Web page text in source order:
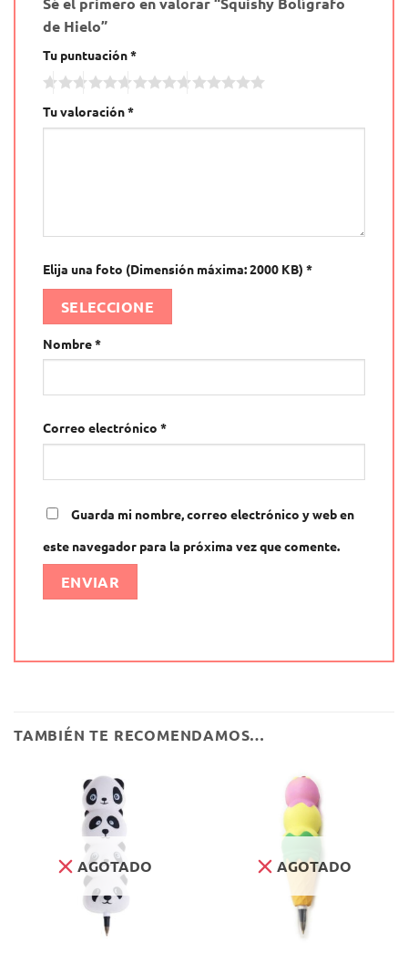
de Hielo”
Tu puntuación*
Tu valoración*
Elija una foto (Dimensión máxima: 2000 KB) *
SELECCIONE
Nombre*
Correo electrónico *
Guarda mi nombre, correo electrónico y web en
este navegador para la próxima vez que comente.
TAMBIÉN TE RECOMENDAMOS…
AGOTADO AGOTADO